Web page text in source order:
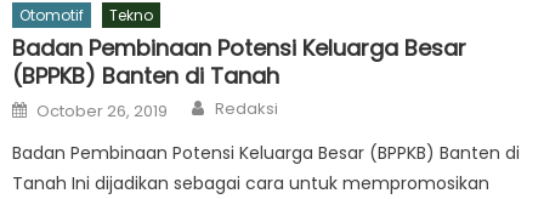
Otomotif
Tekno
Badan Pembinaan Potensi Keluarga Besar
(BPPKB) Banten di Tanah
Posted
on
October 26, 2019 Author
Redaksi
Badan Pembinaan Potensi Keluarga Besar (BPPKB) Banten di
Tanah Ini dijadikan sebagai cara untuk mempromosikan